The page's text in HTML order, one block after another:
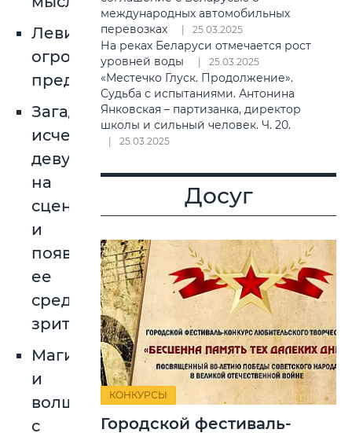
Левитация
огромных
предметов;
Загадочное
исчезновение
девушки
на
сцене
и
появление
ее
среди
зрителей;
Магия
и
волшебство
с
международных автомобильных
перевозках
25.03.2025
На реках Беларуси отмечается рост
уровней воды
25.03.2025
«Местечко Глуск. Продолжение».
Судьба с испытаниями. Антонина
Янковская – партизанка, директор
школы и сильный человек. Ч. 20.
25.03.2025
Досуг
КОНКУРСЫ
Городской фестиваль-